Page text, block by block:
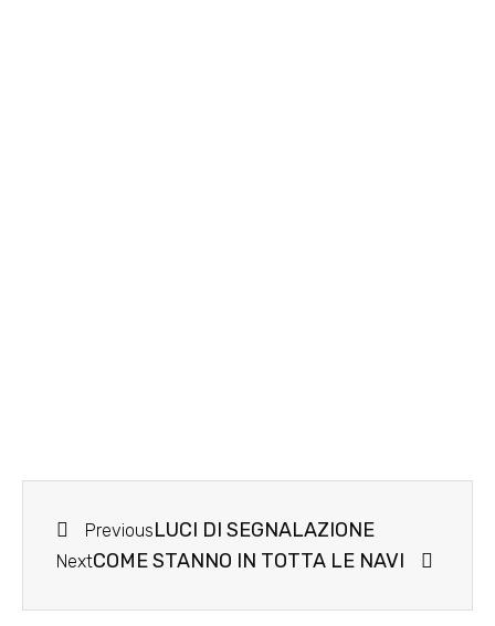
PreviousLUCI DI SEGNALAZIONE
NextCOME STANNO IN TOTTA LE NAVI